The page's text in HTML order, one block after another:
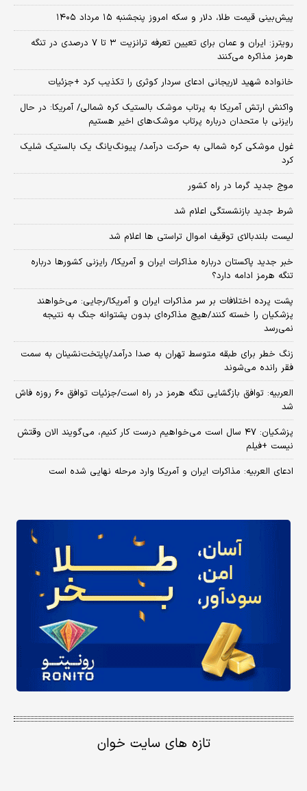
پیش‌بینی قیمت طلا، دلار و سکه امروز پنجشنبه ۱۵ مرداد ۱۴۰۵
رویترز: ایران و عمان برای تعیین تعرفه ترانزیت ۳ تا ۷ درصدی در تنگه
هرمز مذاکره می‌کنند
خانواده شهید لاریجانی ادعای سردار کوثری را تکذیب کرد +جزئیات
واکنش ارتش آمریکا به پرتاب موشک بالستیک کره شمالی/ آمریکا: در حال
رایزنی با متحدان درباره پرتاب موشک‌های اخیر هستیم
غول موشکی کره شمالی به حرکت درآمد/ پیونگ‌یانگ یک بالستیک شلیک
کرد
موج جدید گرما در راه کشور
شرط جدید بازنشستگی اعلام شد
لیست بلندبالای توقیف اموال تراستی ها اعلام شد
خبر جدید پاکستان درباره مذاکرات ایران و آمریکا/ رایزنی کشورها درباره
تنگه هرمز ادامه دارد؟
پشت پرده اختلافات بر سر مذاکرات ایران و آمریکا/رجایی: می‌خواهند
پزشکیان را خسته کنند/هیچ مذاکره‌ای بدون پشتوانه جنگ به نتیجه
نمی‌رسد
زنگ خطر برای طبقه متوسط تهران به صدا درآمد/پایتخت‌نشینان به سمت
فقر رانده می‌شوند
العربیه: توافق بازگشایی تنگه هرمز در راه است/جزئیات توافق ۶۰ روزه فاش
شد
پزشکیان: ۴۷ سال است می‌خواهیم درست کار کنیم، می‌گویند الان وقتش
نیست +فیلم
ادعای العربیه: مذاکرات ایران و آمریکا وارد مرحله نهایی شده است
تازه های سایت خوان